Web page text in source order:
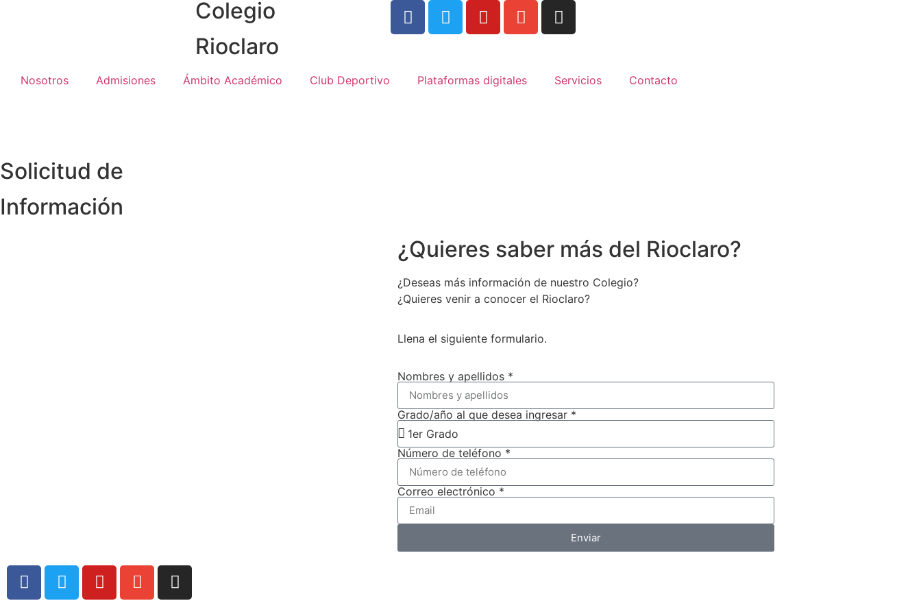
Colegio
Rioclaro
Nosotros Admisiones Ámbito Académico Club Deportivo Plataformas digitales Servicios Contacto
Solicitud de
Información
¿Quieres saber más del Rioclaro?
¿Deseas más información de nuestro Colegio?
¿Quieres venir a conocer el Rioclaro?
Llena el siguiente formulario.
Nombres y apellidos *
Grado/año al que desea ingresar *
Número de teléfono *
Correo electrónico *
Enviar